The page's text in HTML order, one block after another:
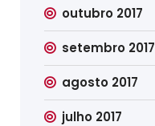
outubro 2017
setembro 2017
agosto 2017
julho 2017